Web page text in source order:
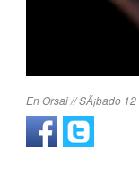
En Orsai // SÃ¡bado